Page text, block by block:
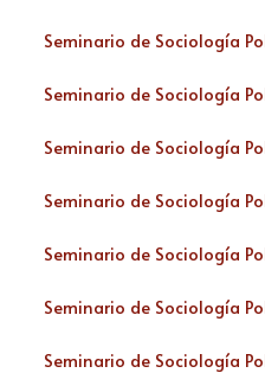
Seminario de Sociología
Seminario de Sociología
Seminario de Sociología
Seminario de Sociología
Seminario de Sociología
Seminario de Sociología
Seminario de Sociología